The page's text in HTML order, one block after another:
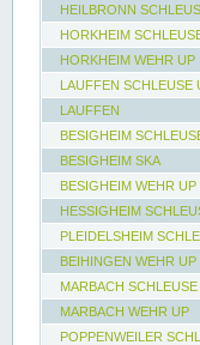
HEILBRONN
HORKHEIM
HORKHEIM WEHR UP
LAUFFEN SCHLEUSE
LAUFFEN
BESIGHEIM
BESIGHEIM SKA
BESIGHEIM WEHR UP
HESSIGHEIM
PLEIDELSHEIM
BEIHINGEN WEHR UP
MARBACH
MARBACH WEHR UP
POPPENWEILER